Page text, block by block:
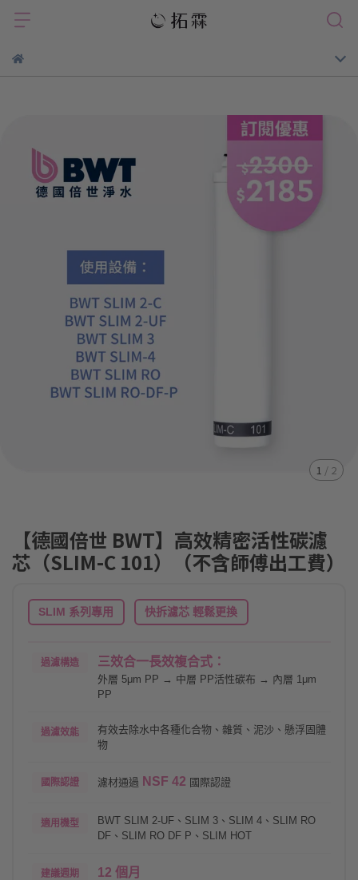
1 / 2
【德國倍世 BWT】高效精密活性碳濾
芯（SLIM-C 101）（不含師傅出工費）
SLIM 系列專用 快拆濾芯 輕鬆更換
過濾構造 三效合一長效複合式：
外層 5μm PP → 中層 PP活性碳布 → 內層 1μm
PP
過濾效能
有效去除水中各種化合物、雜質、泥沙、懸浮固體
物
國際認證 濾材通過 NSF 42 國際認證
適用機型
BWT SLIM 2-UF、SLIM 3、SLIM 4、SLIM RO
DF、SLIM RO DF P、SLIM HOT
建議週期 12 個月